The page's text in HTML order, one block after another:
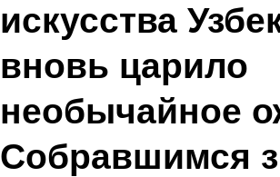
искусства
вновь царило
необычайное
Собравшимся